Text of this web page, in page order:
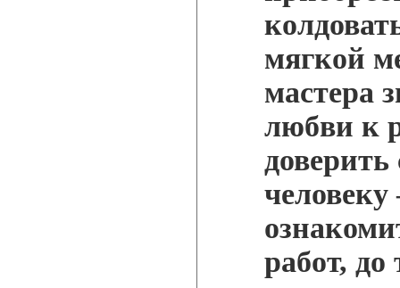
мягкой
мастера
любви к
человеку
работ, до